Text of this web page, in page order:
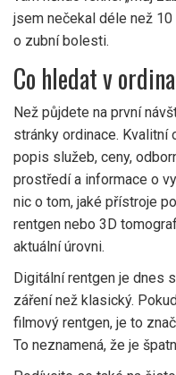
jsem nečekal déle než 10
o zubní bolesti.
Co hledat v
Než půjdete na první
stránky ordinace. Kvalitní
popis služeb, ceny,
prostředí a informace o
nic o tom, jaké přístroje
rentgen nebo 3D
aktuální úrovni.
Digitální rentgen je dnes
záření než klasický.
filmový rentgen, je to
To neznamená, že je